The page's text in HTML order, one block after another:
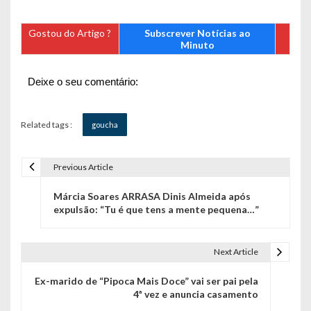
Gostou do Artigo ?
Subscrever Notícias ao
Minuto
Deixe o seu comentário:
Related tags : goucha
Previous Article
Márcia Soares ARRASA Dinis Almeida após
expulsão: “Tu é que tens a mente pequena…”
Next Article
Ex-marido de “Pipoca Mais Doce” vai ser pai pela
4ª vez e anuncia casamento